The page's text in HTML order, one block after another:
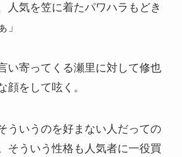
人気を笠に着たパワハラもどき
」
い寄ってくる瀬里に対して修也
顔をして呟く。
ういうのを好まない人だっての
そういう性格も人気者に一役買